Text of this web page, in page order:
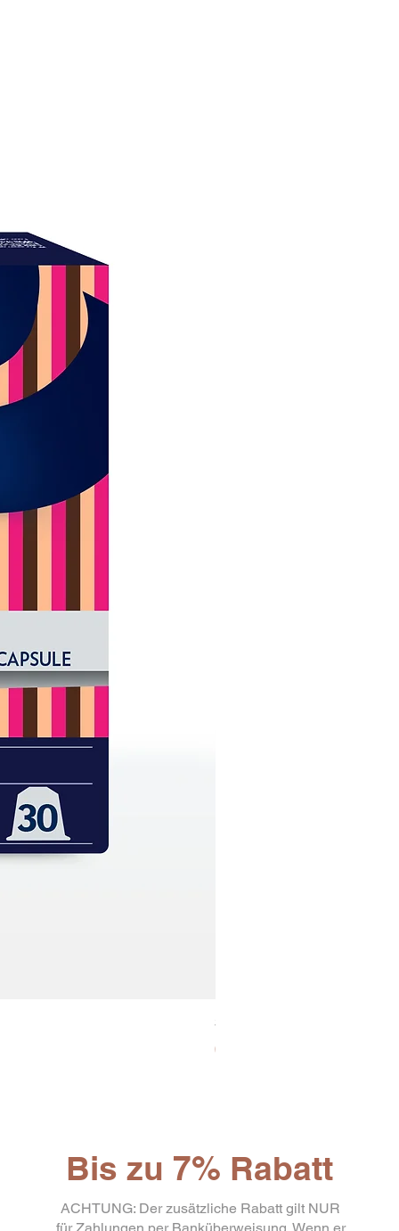
30x8 Caps. Alluminio
Preis
65,19 €
Bis zu 7% Rabatt
ACHTUNG: Der zusätzliche Rabatt gilt NUR